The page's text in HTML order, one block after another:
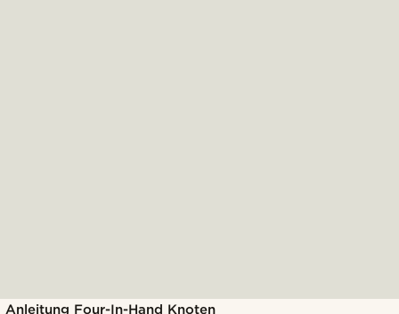
Anleitung Four-In-Hand Knoten